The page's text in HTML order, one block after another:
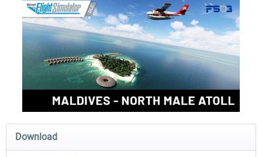
Aerosoft Mt. Everest Airports Vol. 1 -
Aerosoft Mt. Everest Airports
Download